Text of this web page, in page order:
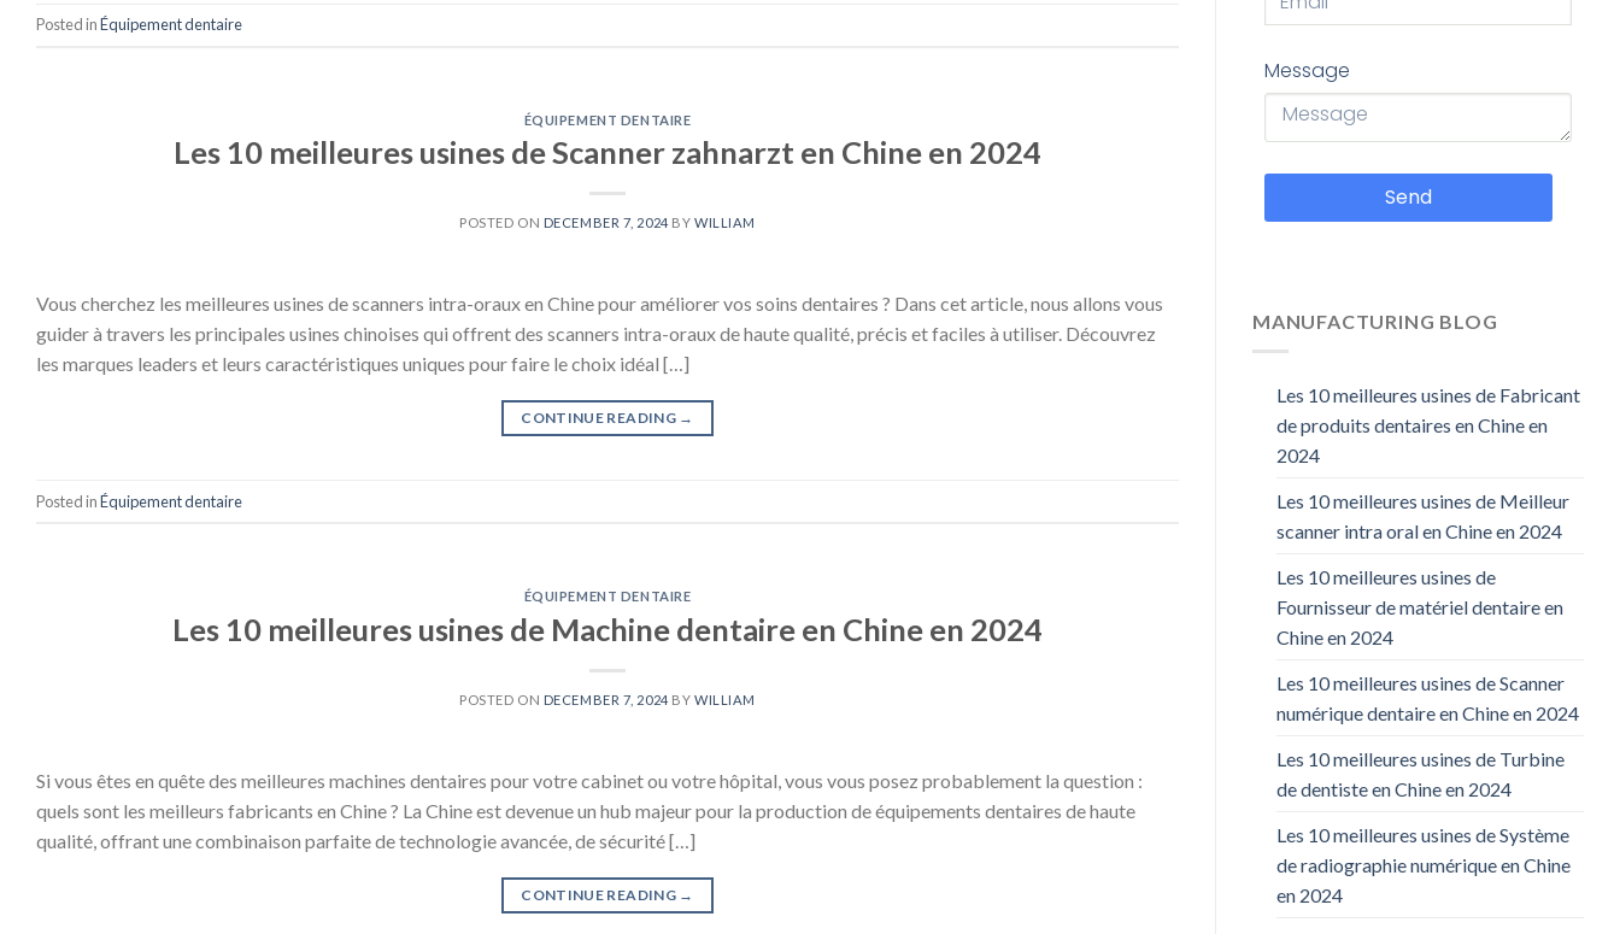
Posted inÉquipement dentaire
ÉQUIPEMENT DENTAIRE
Les 10 meilleures usines de Scanner zahnarzt en Chine en 2024
POSTED ON DECEMBER 7, 2024 BY WILLIAM
Vous cherchez les meilleures usines de scanners intra-oraux en Chine pour améliorer vos soins dentaires ? Dans cet article, nous allons vous
guider à travers les principales usines chinoises qui offrent des scanners intra-oraux de haute qualité, précis et faciles à utiliser. Découvrez
les marques leaders et leurs caractéristiques uniques pour faire le choix idéal […]
CONTINUE READING →
Posted inÉquipement dentaire
ÉQUIPEMENT DENTAIRE
Les 10 meilleures usines de Machine dentaire en Chine en 2024
POSTED ON DECEMBER 7, 2024 BY WILLIAM
Si vous êtes en quête des meilleures machines dentaires pour votre cabinet ou votre hôpital, vous vous posez probablement la question :
quels sont les meilleurs fabricants en Chine ? La Chine est devenue un hub majeur pour la production de équipements dentaires de haute
qualité, offrant une combinaison parfaite de technologie avancée, de sécurité […]
CONTINUE READING →
Message
Send
MANUFACTURING BLOG
Les 10 meilleures usines de Fabricant
de produits dentaires en Chine en
2024
Les 10 meilleures usines de Meilleur
scanner intra oral en Chine en 2024
Les 10 meilleures usines de
Fournisseur de matériel dentaire en
Chine en 2024
Les 10 meilleures usines de Scanner
numérique dentaire en Chine en 2024
Les 10 meilleures usines de Turbine
de dentiste en Chine en 2024
Les 10 meilleures usines de Système
de radiographie numérique en Chine
en 2024